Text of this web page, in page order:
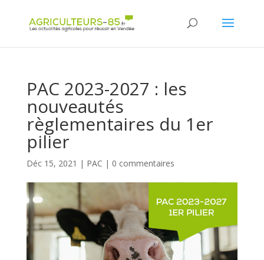
PAC 2023-2027 : les
nouveautés
règlementaires du 1er
pilier
Déc 15, 2021 | PAC | 0 commentaires